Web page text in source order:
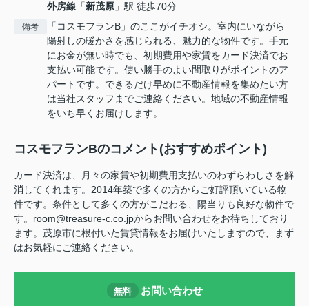
外房線 「新茂原 」駅 徒歩70分
備考
「コスモフランB」のここがイチオシ。室内にいながら
陽射しの暖かさを感じられる、魅力的な物件です。手元
にお金が無い時でも、初期費用や家賃をカード決済でお
支払い可能です。使い勝手のよい間取りがポイントのア
パートです。できるだけ早めに不動産情報を集めたい方
は当社スタッフまでご連絡ください。地域の不動産情報
をいち早くお届けします。
コスモフランBのコメント(おすすめポイント)
カード決済は、月々の家賃や初期費用支払いのわずらわしさを解
消してくれます。2014年築で多くの方からご好評頂いている物
件です。条件として多くの方がこだわる、陽当りも良好な物件で
す。room@treasure-c.co.jpからお問い合わせをお待ちしており
ます。茂原市に根付いた賃貸情報をお届けいたしますので、まず
はお気軽にご連絡ください。
無料 お問い合わせ